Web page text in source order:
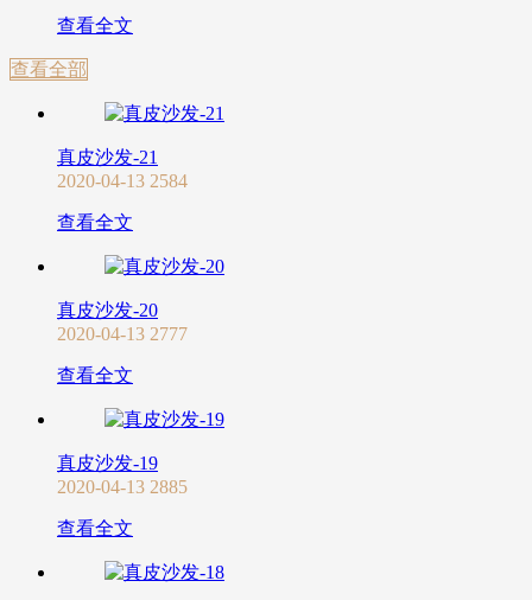
查看全文
查看全部
真皮沙发-21
2020-04-13 2584
查看全文
真皮沙发-20
2020-04-13 2777
查看全文
真皮沙发-19
2020-04-13 2885
查看全文